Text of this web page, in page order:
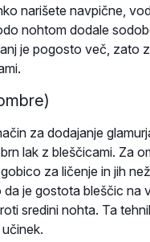
narišete navpične,
nohtom dodale
je pogosto več, zato
za dodajanje
lak z bleščicami. Za
za ličenje in jih
je gostota bleščic na
sredini nohta. Ta